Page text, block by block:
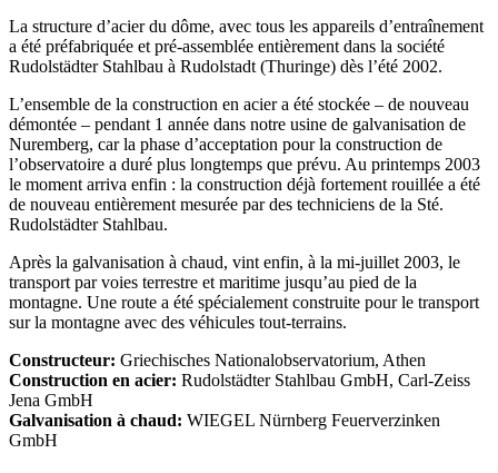
La structure d’acier du dôme, avec tous les appareils d’entraînement
a été préfabriquée et pré-assemblée entièrement dans la société
Rudolstädter Stahlbau à Rudolstadt (Thuringe) dès l’été 2002.
L’ensemble de la construction en acier a été stockée – de nouveau
démontée – pendant 1 année dans notre usine de galvanisation de
Nuremberg, car la phase d’acceptation pour la construction de
l’observatoire a duré plus longtemps que prévu. Au printemps 2003
le moment arriva enfin : la construction déjà fortement rouillée a été
de nouveau entièrement mesurée par des techniciens de la Sté.
Rudolstädter Stahlbau.
Après la galvanisation à chaud, vint enfin, à la mi-juillet 2003, le
transport par voies terrestre et maritime jusqu’au pied de la
montagne. Une route a été spécialement construite pour le transport
sur la montagne avec des véhicules tout-terrains.
Constructeur: Griechisches Nationalobservatorium, Athen
Construction en acier: Rudolstädter Stahlbau GmbH, Carl-Zeiss
Jena GmbH
Galvanisation à chaud: WIEGEL Nürnberg Feuerverzinken
GmbH